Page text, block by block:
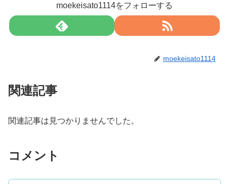
moekeisato1114をフォローする
moekeisato1114
関連記事
関連記事は見つかりませんでした。
コメント